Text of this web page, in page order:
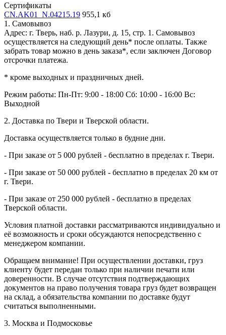
Сертификаты
CN.AK01_N.04215.19 955,1 кб
1. Самовывоз
Адрес: г. Тверь, наб. р. Лазури, д. 15, стр. 1. Самовывоз
осуществляется на следующий день* после оплаты. Также
забрать товар можно в день заказа*, если заключен Договор
отсрочки платежа.
* кроме выходных и праздничных дней.
Режим работы: Пн-Пт: 9:00 - 18:00 Сб: 10:00 - 16:00 Вс:
Выходной
2. Доставка по Твери и Тверской области.
Доставка осуществляется только в будние дни.
- При заказе от 5 000 рублей - бесплатно в пределах г. Твери.
- При заказе от 50 000 рублей - бесплатно в пределах 20 км от
г. Твери.
- При заказе от 250 000 рублей - бесплатно в пределах
Тверской области.
Условия платной доставки рассматриваются индивидуально и
её возможность и сроки обсуждаются непосредственно с
менеджером компании.
Обращаем внимание! При осуществлении доставки, груз
клиенту будет передан только при наличии печати или
доверенности. В случае отсутствия подтверждающих
документов на право получения товара груз будет возвращен
на склад, а обязательства компании по доставке будут
считаться выполненными.
3. Москва и Подмосковье